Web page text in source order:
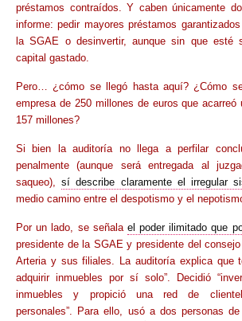
préstamos contraídos. Y caben únicamente
informe: pedir mayores préstamos
la SGAE o desinvertir, aunque sin que esté
capital gastado.
Pero… ¿cómo se llegó hasta aquí? ¿Cómo
empresa de 250 millones de euros que acarreó
157 millones?
Si bien la auditoría no llega a perfilar
penalmente (aunque será entregada al
saqueo),sí describe claramente el irregular
medio camino entre el despotismo y el
Por un lado, se señala el poder ilimitado que
presidente de la SGAE y presidente del
Arteria y sus filiales. La auditoría explica que
adquirir inmuebles por sí solo”. Decidió
inmuebles y propició una red de
personales”. Para ello, usó a dos personas